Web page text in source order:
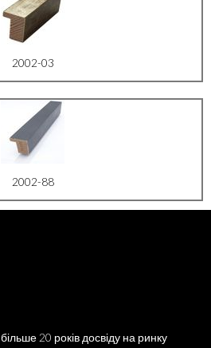
2002-03
2002-88
20 років досвіду на ринку